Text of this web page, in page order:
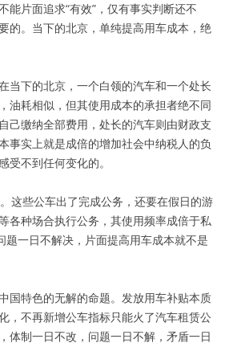
能片面追求“有效”，仅有事实判断还不
的。当下的北京，单纯提高用车成本，绝
当下的北京，一个白领的汽车和一个处长
油耗相似，但其使用成本的承担者绝不同
己缴纳全部费用，处长的汽车则由财政支
事实上就是成倍的增加社会中纳税人的负
受不到任何变化的。
这些公车出了完成公务，还要在假日的游
各种场合执行公务，其使用频率成倍于私
题一日不解决，片面提高用车成本就不是
国特色的无解的命题。发放用车补贴本质
，不再新增公车指标只能火了汽车租赁公
体制一日不改，问题一日不解，矛盾一日